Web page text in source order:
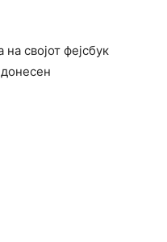
својот фејсбук